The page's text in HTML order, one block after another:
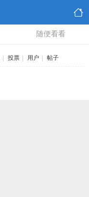
随便看看
投票 用户 帖子